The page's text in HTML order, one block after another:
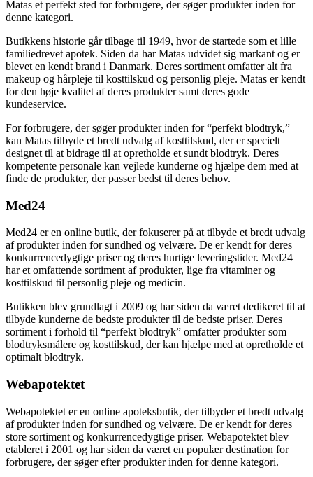
Matas et perfekt sted for forbrugere, der søger produkter inden for
denne kategori.
Butikkens historie går tilbage til 1949, hvor de startede som et lille
familiedrevet apotek. Siden da har Matas udvidet sig markant og er
blevet en kendt brand i Danmark. Deres sortiment omfatter alt fra
makeup og hårpleje til kosttilskud og personlig pleje. Matas er kendt
for den høje kvalitet af deres produkter samt deres gode
kundeservice.
For forbrugere, der søger produkter inden for “perfekt blodtryk,”
kan Matas tilbyde et bredt udvalg af kosttilskud, der er specielt
designet til at bidrage til at opretholde et sundt blodtryk. Deres
kompetente personale kan vejlede kunderne og hjælpe dem med at
finde de produkter, der passer bedst til deres behov.
Med24
Med24 er en online butik, der fokuserer på at tilbyde et bredt udvalg
af produkter inden for sundhed og velvære. De er kendt for deres
konkurrencedygtige priser og deres hurtige leveringstider. Med24
har et omfattende sortiment af produkter, lige fra vitaminer og
kosttilskud til personlig pleje og medicin.
Butikken blev grundlagt i 2009 og har siden da været dedikeret til at
tilbyde kunderne de bedste produkter til de bedste priser. Deres
sortiment i forhold til “perfekt blodtryk” omfatter produkter som
blodtryksmålere og kosttilskud, der kan hjælpe med at opretholde et
optimalt blodtryk.
Webapotektet
Webapotektet er en online apoteksbutik, der tilbyder et bredt udvalg
af produkter inden for sundhed og velvære. De er kendt for deres
store sortiment og konkurrencedygtige priser. Webapotektet blev
etableret i 2001 og har siden da været en populær destination for
forbrugere, der søger efter produkter inden for denne kategori.